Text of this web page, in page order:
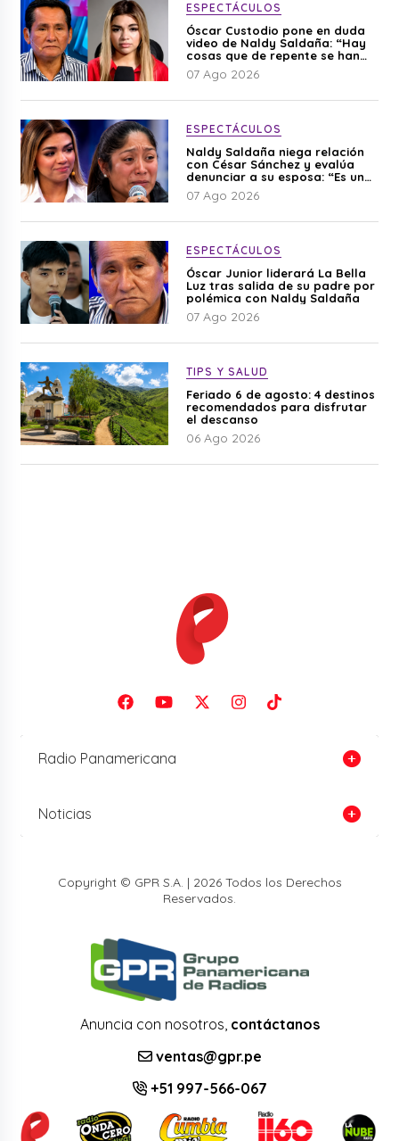
ESPECTÁCULOS
Óscar Custodio pone en duda
video de Naldy Saldaña: “Hay
cosas que de repente se han
editado”
07 Ago 2026
ESPECTÁCULOS
Naldy Saldaña niega relación
con César Sánchez y evalúa
denunciar a su esposa: “Es una
difamación”
07 Ago 2026
ESPECTÁCULOS
Óscar Junior liderará La Bella
Luz tras salida de su padre por
polémica con Naldy Saldaña
07 Ago 2026
TIPS Y SALUD
Feriado 6 de agosto: 4 destinos
recomendados para disfrutar
el descanso
06 Ago 2026
Radio Panamericana
Noticias
Copyright © GPR S.A. | 2026 Todos los Derechos
Reservados.
Anuncia con nosotros, contáctanos
ventas@gpr.pe
+51 997-566-067